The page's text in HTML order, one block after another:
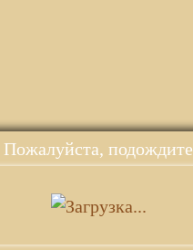
Пожалуйста, подождите